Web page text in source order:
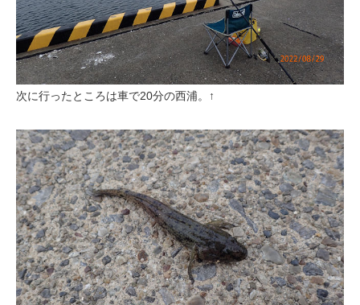
次に行ったところは車で20分の西浦。↑